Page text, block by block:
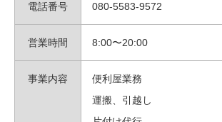
電話番号 080-5583-9572
営業時間 8:00〜20:00
事業内容
便利屋業務
運搬、引越し